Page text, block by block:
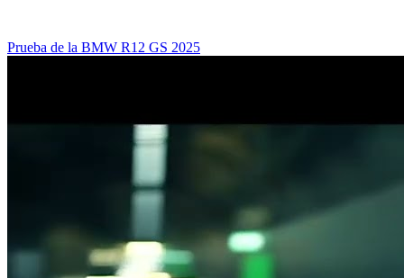
Prueba de la BMW R12 GS 2025